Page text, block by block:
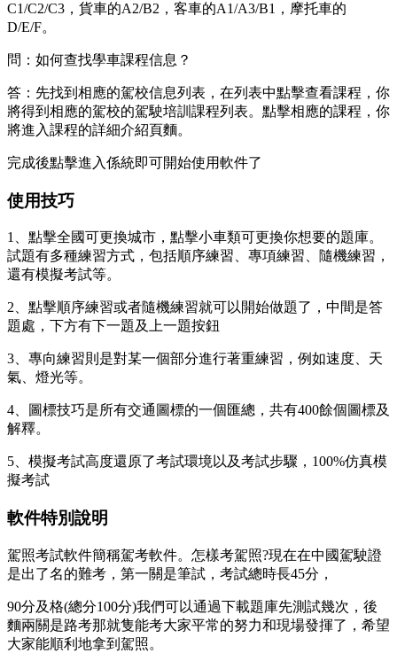
C1/C2/C3，貨車的A2/B2，客車的A1/A3/B1，摩托車的
D/E/F。
問：如何查找學車課程信息？
答：先找到相應的駕校信息列表，在列表中點擊查看課程，你
將得到相應的駕校的駕駛培訓課程列表。點擊相應的課程，你
將進入課程的詳細介紹頁麵。
完成後點擊進入係統即可開始使用軟件了
使用技巧
1、點擊全國可更換城市，點擊小車類可更換你想要的題庫。
試題有多種練習方式，包括順序練習、專項練習、隨機練習，
還有模擬考試等。
2、點擊順序練習或者隨機練習就可以開始做題了，中間是答
題處，下方有下一題及上一題按鈕
3、專向練習則是對某一個部分進行著重練習，例如速度、天
氣、燈光等。
4、圖標技巧是所有交通圖標的一個匯總，共有400餘個圖標及
解釋。
5、模擬考試高度還原了考試環境以及考試步驟，100%仿真模
擬考試
軟件特別說明
駕照考試軟件簡稱駕考軟件。怎樣考駕照?現在在中國駕駛證
是出了名的難考，第一關是筆試，考試總時長45分，
90分及格(總分100分)我們可以通過下載題庫先測試幾次，後
麵兩關是路考那就隻能考大家平常的努力和現場發揮了，希望
大家能順利地拿到駕照。